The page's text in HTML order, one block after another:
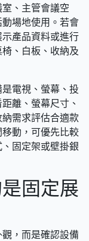
、主管會議空
場地使用。若會
產品資料或進行
、白板、收納及
電視、螢幕、投
離、螢幕尺寸、
需求評估合適款
動，可優先比較
固定架或壁掛銀
固定展
，而是確認設備